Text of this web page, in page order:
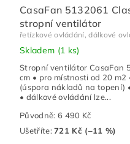
CasaFan 5132061
stropní ventilátor
řetízkové ovládání, dálkové
Skladem (1 ks)
Stropní ventilátor CasaFan
cm • pro místnosti od 20
(úspora nákladů na topení)
• dálkové ovládání lze...
Původně: 6 490 Kč
Ušetříte:721 Kč (–11 %)